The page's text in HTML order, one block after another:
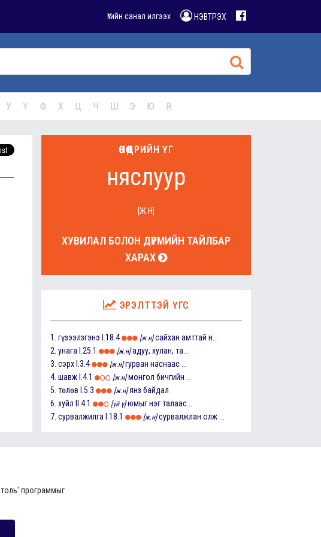
Үгийн санал илгээх НЭВТРЭХ
У Ү Ф Х Ц Ч Ш Э Ю Я
ӨНӨӨДРИЙН ҮГ
няслуур
[Ж.Н]
ХУВИЛАЛ БОЛОН ДҮРМИЙН ТАЙЛБАР
ХАРАХ
ЭРЭЛТТЭЙ ҮГС
1. гүзээлзгэнэ I.18.4 [ж.н] сайхан амттай н...
2. унага I.25.1 [ж.н] адуу, хулан, та...
3. сэрх I.3.4 [ж.н] гурван наснаас ...
4. шавж I.4.1 [ж.н] монгол бичгийн ...
5. төлөв I.5.3 [ж.н] янз байдал
6. хуйл II.4.1 [үй.ү] юмыг нэг талаас...
7. сурвалжилга I.18.1 [ж.н] сурвалжлан олж ...
программыг